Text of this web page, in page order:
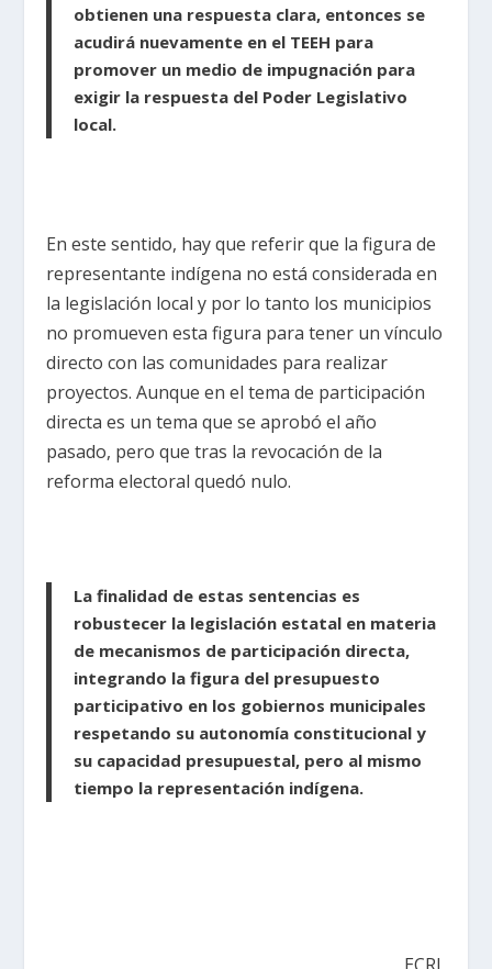
obtienen una respuesta clara, entonces se
acudirá nuevamente en el TEEH para
promover un medio de impugnación para
exigir la respuesta del Poder Legislativo
local.
En este sentido, hay que referir que la figura de
representante indígena no está considerada en
la legislación local y por lo tanto los municipios
no promueven esta figura para tener un vínculo
directo con las comunidades para realizar
proyectos. Aunque en el tema de participación
directa es un tema que se aprobó el año
pasado, pero que tras la revocación de la
reforma electoral quedó nulo.
La finalidad de estas sentencias es
robustecer la legislación estatal en materia
de mecanismos de participación directa,
integrando la figura del presupuesto
participativo en los gobiernos municipales
respetando su autonomía constitucional y
su capacidad presupuestal, pero al mismo
tiempo la representación indígena.